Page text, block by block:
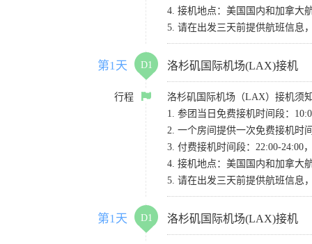
4. 接机地点：美国国内和加拿大
5. 请在出发三天前提供航班信息
第1天 D1 洛杉矶国际机场(LAX)接机
行程
洛杉矶国际机场（LAX）接机须
1. 参团当日免费接机时间段：
2. 一个房间提供一次免费接机时
3. 付费接机时间段：22:00-24:00
4. 接机地点：美国国内和加拿大
5. 请在出发三天前提供航班信息
第1天 D1 洛杉矶国际机场(LAX)接机